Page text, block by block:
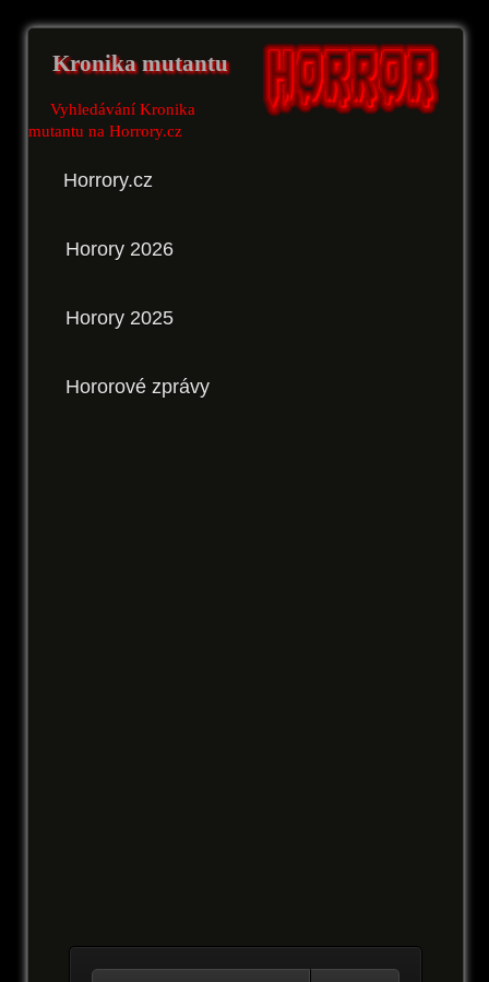
Kronika mutantu
Vyhledávání Kronika
mutantu na Horrory.cz
Horrory.cz
Horory 2026
Horory 2025
Hororové zprávy